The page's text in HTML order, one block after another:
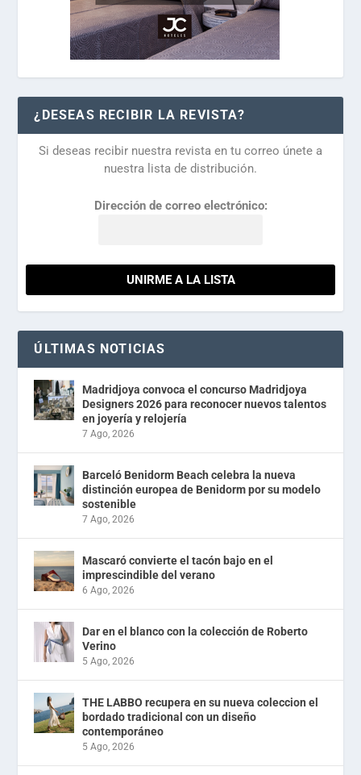
¿DESEAS RECIBIR LA REVISTA?
Si deseas recibir nuestra revista en tu correo únete a
nuestra lista de distribución.
Dirección de correo electrónico:
ÚLTIMAS NOTICIAS
Madridjoya convoca el concurso Madridjoya
Designers 2026 para reconocer nuevos talentos
en joyería y relojería
7 Ago, 2026
Barceló Benidorm Beach celebra la nueva
distinción europea de Benidorm por su modelo
sostenible
7 Ago, 2026
Mascaró convierte el tacón bajo en el
imprescindible del verano
6 Ago, 2026
Dar en el blanco con la colección de Roberto
Verino
5 Ago, 2026
THE LABBO recupera en su nueva coleccion el
bordado tradicional con un diseño
contemporáneo
5 Ago, 2026